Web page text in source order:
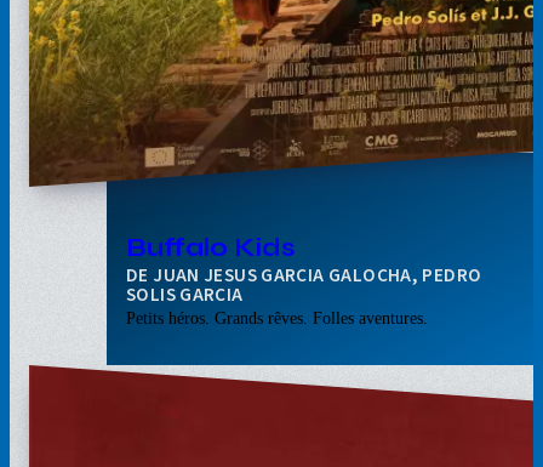
Buffalo Kids
JUAN JESUS GARCIA GALOCHA, PEDRO
SOLIS GARCIA
Petits héros. Grands rêves. Folles aventures.